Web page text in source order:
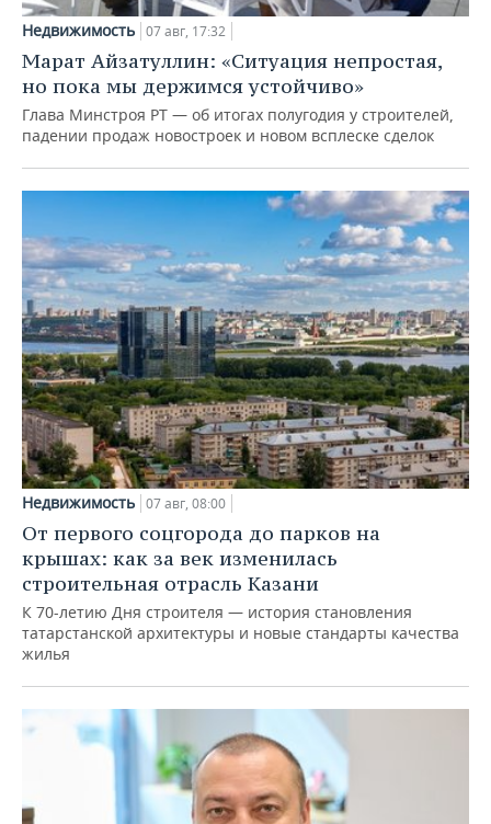
Недвижимость 07 авг, 17:32
Марат Айзатуллин: «Ситуация непростая,
но пока мы держимся устойчиво»
Глава Минстроя РТ — об итогах полугодия у строителей,
падении продаж новостроек и новом всплеске сделок
Недвижимость 07 авг, 08:00
От первого соцгорода до парков на
крышах: как за век изменилась
строительная отрасль Казани
К 70-летию Дня строителя — история становления
татарстанской архитектуры и новые стандарты качества
жилья